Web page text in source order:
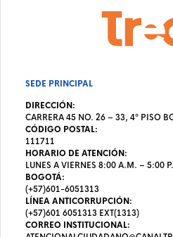
SEDE PRINCIPAL
DIRECCIÓN:
CARRERA 45 NO. 26 – 33, 4º PISO
CÓDIGO POSTAL:
111711
HORARIO DE ATENCIÓN:
LUNES A VIERNES 8:00 A.M. – 5:00
BOGOTÁ:
(+57)601-6051313
LÍNEA ANTICORRUPCIÓN:
(+57)601 6051313 EXT(1313)
CORREO INSTITUCIONAL: